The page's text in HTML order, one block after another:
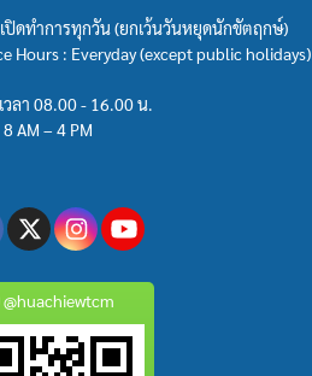
ปิดทำการทุกวัน (ยกเว้นวันหยุดนักขัตฤกษ์)
Hours : Everyday (except public holidays)
วลา 08.00 - 16.00 น.
AM – 4 PM
@huachiewtcm